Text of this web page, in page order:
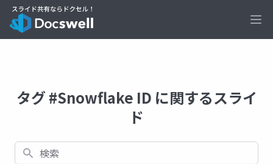
タグ #Snowflake ID に関するスライ
ド
検索